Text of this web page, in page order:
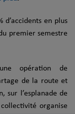
d’accidents en plus
premier semestre
opération de
de la route et
sur l’esplanade de
organise